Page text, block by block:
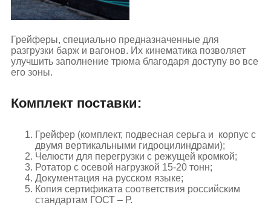
Грейферы, специально предназначенные для
разгрузки барж и вагонов. Их кинематика позволяет
улучшить заполнение трюма благодаря доступу во все
его зоны.
Комплект поставки:
Грейфер (комплект, подвесная серьга и корпус с
двумя вертикальными гидроцилиндрами);
Челюсти для перегрузки с режущей кромкой;
Ротатор с осевой нагрузкой 15-20 тонн;
Документация на русском языке;
Копия сертификата соответствия российским
стандартам ГОСТ – Р.